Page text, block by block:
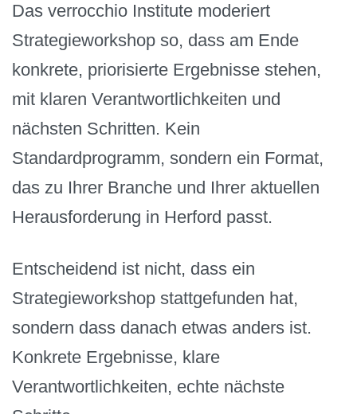
Das verrocchio Institute moderiert
Strategieworkshop so, dass am Ende
konkrete, priorisierte Ergebnisse stehen,
mit klaren Verantwortlichkeiten und
nächsten Schritten. Kein
Standardprogramm, sondern ein Format,
das zu Ihrer Branche und Ihrer aktuellen
Herausforderung in Herford passt.
Entscheidend ist nicht, dass ein
Strategieworkshop stattgefunden hat,
sondern dass danach etwas anders ist.
Konkrete Ergebnisse, klare
Verantwortlichkeiten, echte nächste